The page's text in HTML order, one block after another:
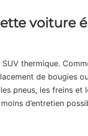
voiture
thermique.
de bougies
pneus, les freins et
d’entretien